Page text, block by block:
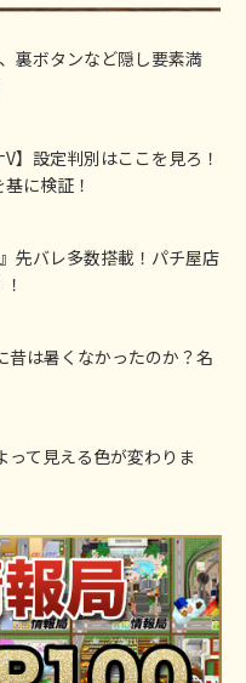
裏ボタンなど隠し要素満
】設定判別はここを見ろ！
に検証！
先バレ多数搭載！パチ屋店
昔は暑くなかったのか？名
って見える色が変わりま